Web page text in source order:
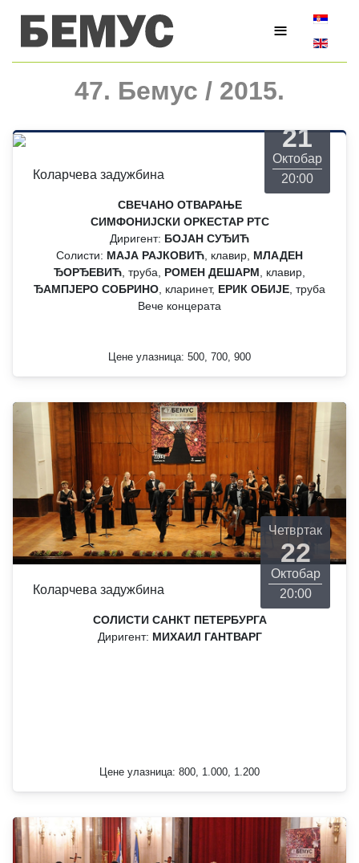
≡
47. Бемус / 2015.
21
Октобар
20:00
Коларчева задужбина
СВЕЧАНО ОТВАРАЊЕ
СИМФОНИЈСКИ ОРКЕСТАР РТС
Диригент: БОЈАН СУЂИЋ
Солисти: МАЈА РАЈКОВИЋ , клавир, МЛАДЕН
ЂОРЂЕВИЋ , труба, РОМЕН ДЕШАРМ , клавир,
ЂАМПЈЕРО СОБРИНО , кларинет, ЕРИК ОБИЈЕ , труба
Вече концерата
Цене улазница: 500, 700, 900
Четвртак
22
Октобар
20:00
Коларчева задужбина
СОЛИСТИ САНКТ ПЕТЕРБУРГА
Диригент: МИХАИЛ ГАНТВАРГ
Цене улазница: 800, 1.000, 1.200